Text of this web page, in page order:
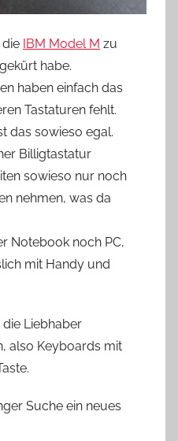
die IBM Model M zu
habe.
haben einfach das
Tastaturen fehlt.
das sowieso egal.
Billigtastatur
sowieso nur noch
nehmen, was da
Notebook noch PC,
mit Handy und
Liebhaber
also Keyboards mit
Suche ein neues